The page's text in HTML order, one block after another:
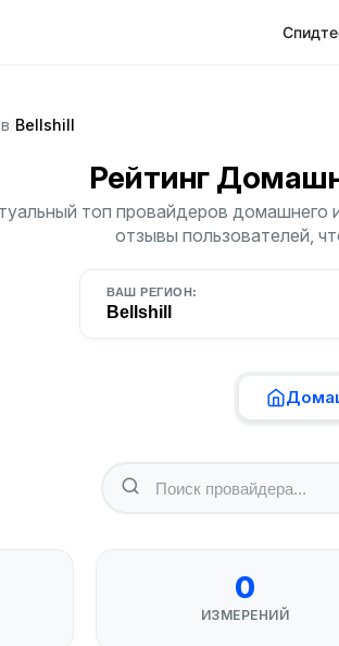
Bellshill
Рейтинг
топ провайдеров домашнего
отзывы пользователей,
ВАШ РЕГИОН:
Bellshill
0
ИЗМЕРЕНИЙ